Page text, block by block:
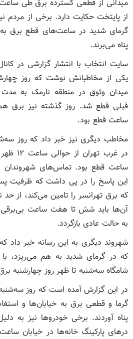
میدانی از قطعی گسترده برق طی
از پایتخت حکایت دارد. برخی از مردم
گرمای شدید در ساعت‌های قطع برق به
پناه می‌برند.
سایت انتخاب با انتشار گزارشی در
یکی از مخاطبانش نوشت که روز
میدان وثوق در منطقه نارمک به
قبلی قطع شد. روز گذشته نیز برق
ساعت قطع بود.
مخاطب دیگری نیز خبر داد که روز
در غرب
ساعت قطع بود. تماس‌های شهروندان
این پاسخ را در پی داشت که ظرفیت
که برق تهرانسر را تامین می‌کند، از
آن‌ها باید شش تا هفت ساعت بی‌برقی
به حالت عادی بازگردد.
شهروند دیگری به این رسانه خبر داد
شامگاه سه‌شنبه تا ظهر روز چهارشنبه
در این گزارش آمده است که روز
گرما و قطعی برق به خیابان‌ها و
پناه آوردند. برخی خودروها نیز به
درهای پارکینگ خانه‌ها در خیابان